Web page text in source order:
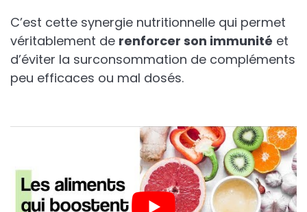
C’est cette synergie nutritionnelle qui permet
véritablement de renforcer son immunité et
d’éviter la surconsommation de compléments
peu efficaces ou mal dosés.